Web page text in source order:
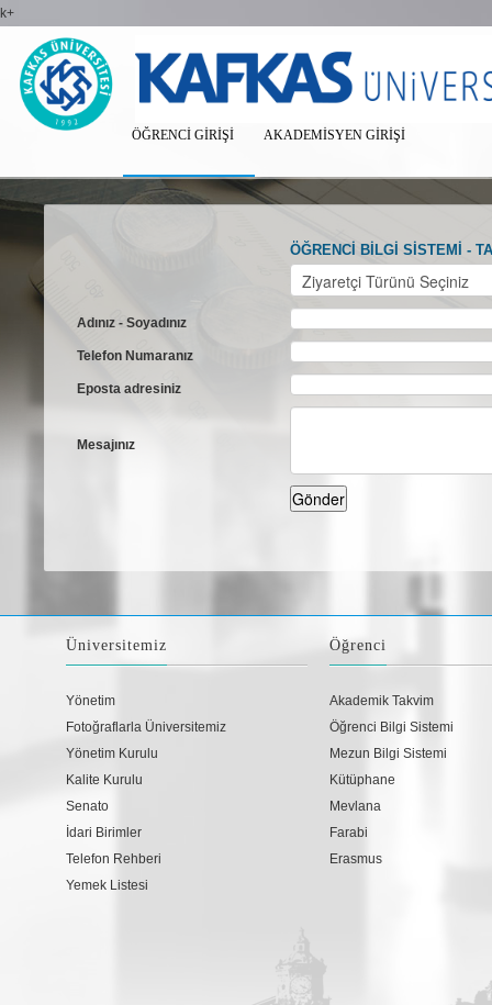
k+
ÖĞRENCI GIRIŞI AKADEMISYEN GIRIŞI
ÖĞRENCİ BİLGİ SİSTEMİ -
Adınız - Soyadınız
Telefon Numaranız
Eposta adresiniz
Mesajınız
Üniversitemiz
Yönetim
Fotoğraflarla Üniversitemiz
Yönetim Kurulu
Kalite Kurulu
Senato
İdari Birimler
Telefon Rehberi
Yemek Listesi
Öğrenci
Akademik Takvim
Öğrenci Bilgi Sistemi
Mezun Bilgi Sistemi
Kütüphane
Mevlana
Farabi
Erasmus